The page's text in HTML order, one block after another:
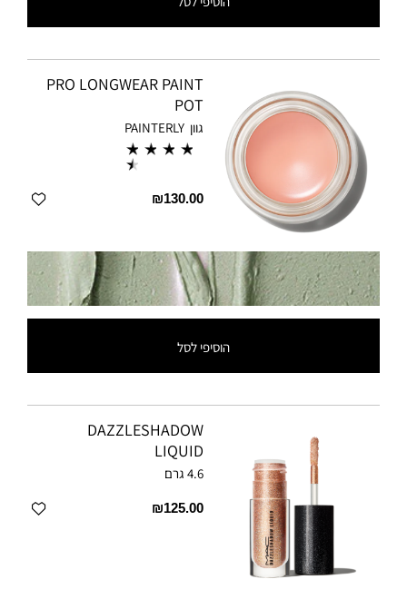
PRO LONGWEAR PAINT
POT
גוון PAINTERLY
₪130.00
הוסיפי לסל
DAZZLESHADOW
LIQUID
4.6 גרם
₪125.00